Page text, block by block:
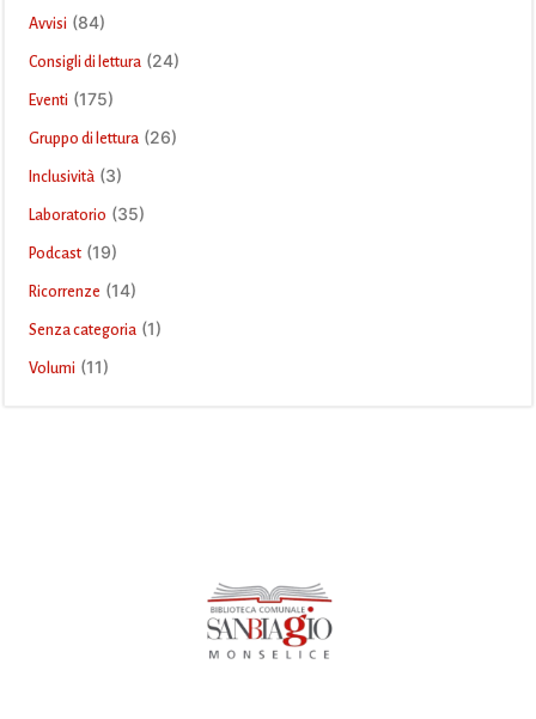
Avvisi (84)
Consigli di lettura (24)
Eventi (175)
Gruppo di lettura (26)
Inclusività (3)
Laboratorio (35)
Podcast (19)
Ricorrenze (14)
Senza categoria (1)
Volumi (11)